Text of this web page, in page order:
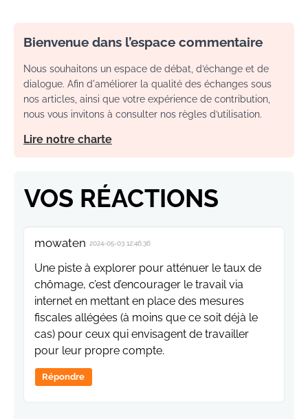
Bienvenue dans l’espace commentaire
Nous souhaitons un espace de débat, d’échange et de
dialogue. Afin d'améliorer la qualité des échanges sous
nos articles, ainsi que votre expérience de contribution,
nous vous invitons à consulter nos règles d’utilisation.
Lire notre charte
VOS RÉACTIONS
mowaten 2024-05-03 12:46:36
Une piste à explorer pour atténuer le taux de
chômage, c’est d’encourager le travail via
internet en mettant en place des mesures
fiscales allégées (à moins que ce soit déjà le
cas) pour ceux qui envisagent de travailler
pour leur propre compte.
Répondre